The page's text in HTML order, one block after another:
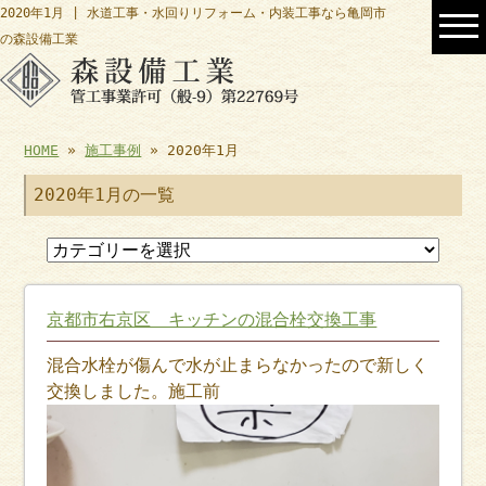
2020年1月 | 水道工事・水回りリフォーム・内装工事なら亀岡市
の森設備工業
HOME »施工事例 » 2020年1月
2020年1月の一覧
京都市右京区 キッチンの混合栓交換工事
混合水栓が傷んで水が止まらなかったので新しく
交換しました。施工前